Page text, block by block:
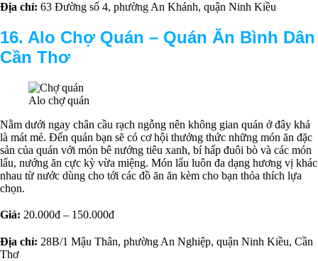
Địa chỉ: 63 Đường số 4, phường An Khánh, quận Ninh Kiều
16. Alo Chợ Quán – Quán Ăn Bình Dân
Cần Thơ
Alo chợ quán
Nằm dưới ngay chân cầu rạch ngỗng nên không gian quán ở đây khá
là mát mẻ. Đến quán bạn sẽ có cơ hội thưởng thức những món ăn đặc
sản của quán với món bê nướng tiêu xanh, bí hấp đuôi bò và các món
lẩu, nướng ăn cực kỳ vừa miệng. Món lẩu luôn đa dạng hương vị khác
nhau từ nước dùng cho tới các đồ ăn ăn kèm cho bạn thỏa thích lựa
chọn.
Giá: 20.000đ – 150.000đ
Địa chỉ: 28B/1 Mậu Thân, phường An Nghiệp, quận Ninh Kiều, Cần
Thơ